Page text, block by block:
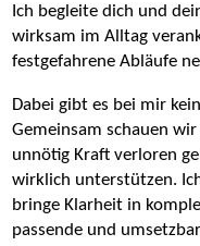
Ich begleite dich und
wirksam im Alltag
festgefahrene Abläufe
Dabei gibt es bei mir
Gemeinsam schauen
unnötig Kraft verloren
wirklich unterstützen.
bringe Klarheit in
passende und